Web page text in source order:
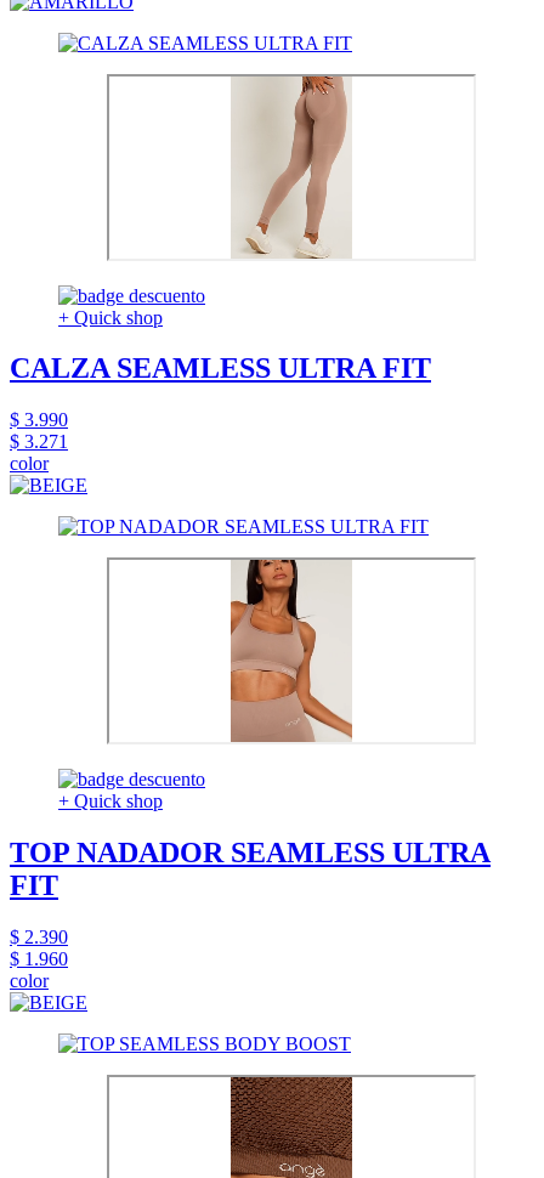
+ Quick shop
CALZA SEAMLESS ULTRA FIT
$ 3.990
$ 3.271
color
+ Quick shop
TOP NADADOR SEAMLESS ULTRA
FIT
$ 2.390
$ 1.960
color